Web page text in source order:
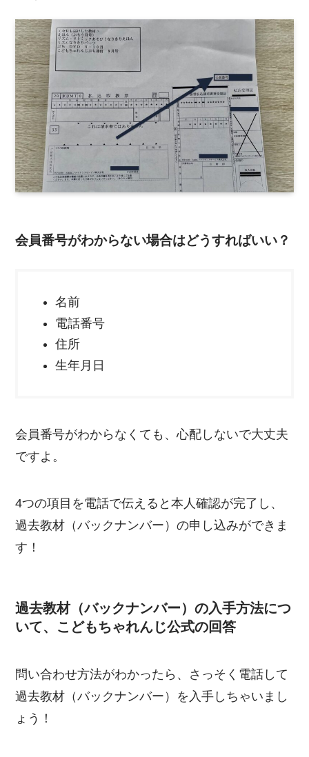
会員番号がわからない場合はどうすればいい？
名前
電話番号
住所
生年月日
会員番号がわからなくても、心配しないで大丈夫
ですよ。
4つの項目を電話で伝えると本人確認が完了し、
過去教材（バックナンバー）の申し込みができま
す！
過去教材（バックナンバー）の入手方法につ
いて、こどもちゃれんじ公式の回答
問い合わせ方法がわかったら、さっそく電話して
過去教材（バックナンバー）を入手しちゃいまし
ょう！